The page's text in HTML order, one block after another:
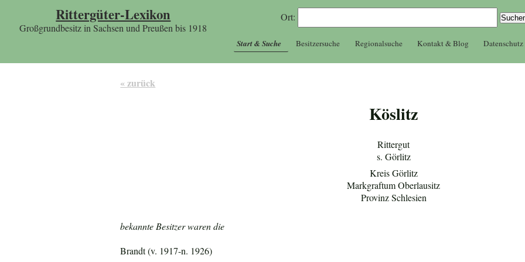
Rittergüter-Lexikon
Großgrundbesitz in Sachsen und Preußen bis 1918
Ort:
Start & Suche Besitzersuche Regionalsuche Kontakt & Blog Datenschutz
« zurück
Köslitz
Rittergut
s. Görlitz
Kreis Görlitz
Markgraftum Oberlausitz
Provinz Schlesien
bekannte Besitzer waren die
Brandt (v. 1917-n. 1926)